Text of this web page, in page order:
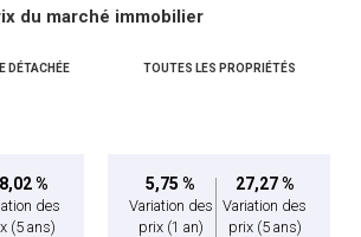
du marché immobilier
DÉTACHÉE
%
des
(5 ans)
TOUTES LES PROPRIÉTÉS
5,75 %
Variation des
prix (1 an)
27,27 %
Variation des
prix (5 ans)